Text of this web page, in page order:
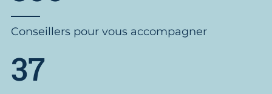
Conseillers pour vous accompagner
37